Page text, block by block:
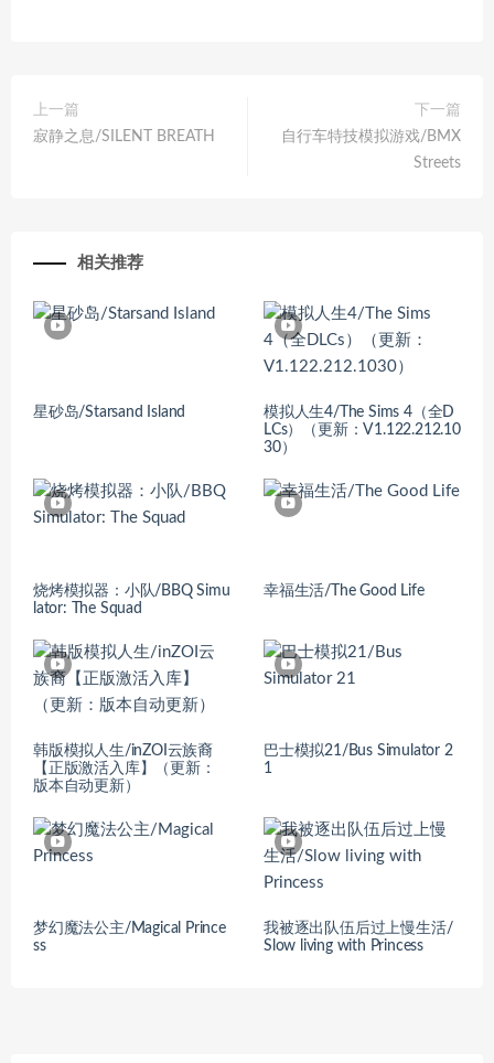
上一篇
寂静之息/SILENT BREATH
下一篇
自行车特技模拟游戏/BMX
Streets
相关推荐
星砂岛/Starsand Island
模拟人生4/The Sims 4（全D
LCs）（更新：V1.122.212.10
30）
烧烤模拟器：小队/BBQ Simu
lator: The Squad
幸福生活/The Good Life
韩版模拟人生/inZOI云族裔
【正版激活入库】（更新：
版本自动更新）
巴士模拟21/Bus Simulator 2
1
梦幻魔法公主/Magical Prince
ss
我被逐出队伍后过上慢生活/
Slow living with Princess